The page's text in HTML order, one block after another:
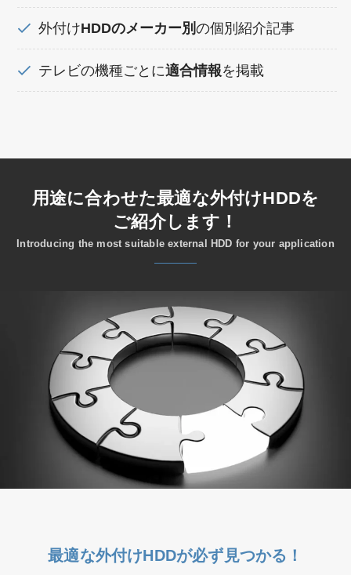
外付けHDDのメーカー別の個別紹介記事
テレビの機種ごとに適合情報を掲載
用途に合わせた最適な外付けHDDを
ご紹介します！
Introducing the most suitable external HDD for your application
最適な外付けHDDが必ず見つかる！